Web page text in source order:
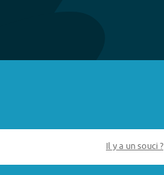
Il y a un souci ?